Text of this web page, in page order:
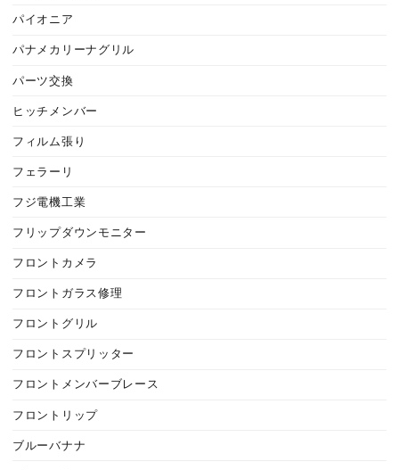
パイオニア
パナメカリーナグリル
パーツ交換
ヒッチメンバー
フィルム張り
フェラーリ
フジ電機工業
フリップダウンモニター
フロントカメラ
フロントガラス修理
フロントグリル
フロントスプリッター
フロントメンバーブレース
フロントリップ
ブルーバナナ